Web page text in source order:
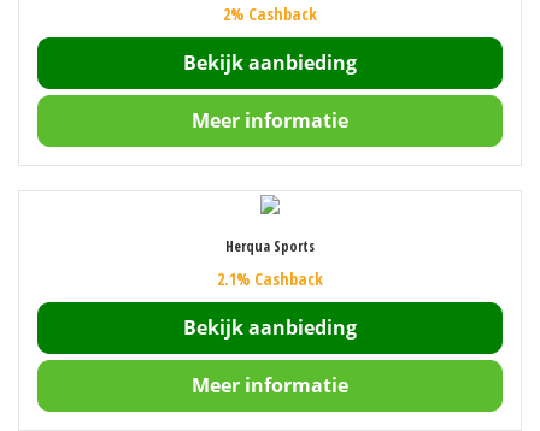
2% Cashback
Bekijk aanbieding
Meer informatie
Herqua Sports
2.1% Cashback
Bekijk aanbieding
Meer informatie